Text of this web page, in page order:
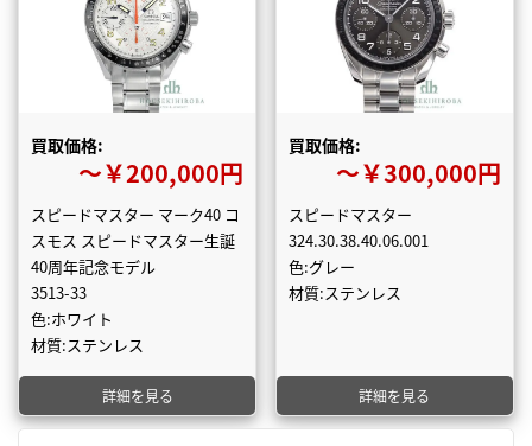
買取価格:
〜￥200,000円
スピードマスター マーク40 コ
スモス スピードマスター生誕
40周年記念モデル
3513-33
色:ホワイト
材質:ステンレス
詳細を見る
買取価格:
〜￥300,000円
スピードマスター
324.30.38.40.06.001
色:グレー
材質:ステンレス
詳細を見る